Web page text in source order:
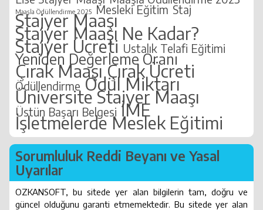
Maaşla Ödüllendirme 2025 Mesleki Eğitim Staj
Stajyer Maaşı
Stajyer Maaşı Ne Kadar?
Stajyer Ücreti Ustalık Telafi Eğitimi
Yeniden Değerleme Oranı
Çırak Maaşı Çırak Ücreti
Ödüllendirme Ödül Miktarı
Üniversite Stajyer Maaşı
Üstün Başarı Belgesi İME
İşletmelerde Meslek Eğitimi
Sorumluluk Reddi Beyanı ve Yasal
Uyarılar
OZKANSOFT, bu sitede yer alan bilgilerin tam, doğru ve
güncel olduğunu garanti etmemektedir. Bu sitede yer alan